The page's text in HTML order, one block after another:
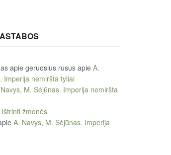
apie geruosius rusus apie A.
Imperija nemiršta tyliai
M. Sėjūnas. Imperija nemiršta
žmonės
A. Navys, M. Sėjūnas. Imperija